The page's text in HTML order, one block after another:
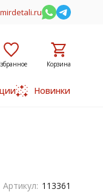
Корзина
Новинки
Артикул: 113361